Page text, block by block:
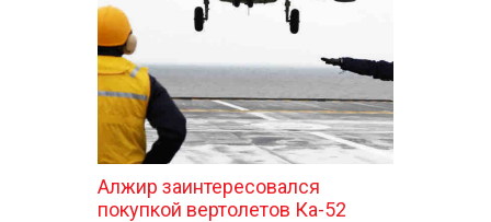
Алжир заинтересовался
покупкой вертолетов Ка-52